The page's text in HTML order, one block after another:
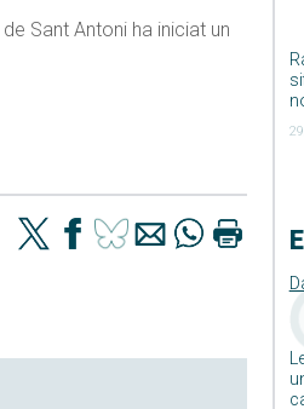
Sant Antoni ha iniciat un